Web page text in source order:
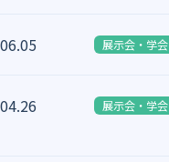
展示会・学会
展示会・学会